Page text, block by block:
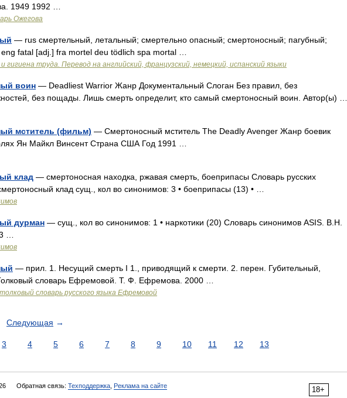
1949 1992 …
Ожегова
— rus смертельный, летальный; смертельно опасный; смертоносный; пагубный;
eng fatal [adj.] fra mortel deu tödlich spa mortal …
гигиена труда. Перевод на английский, французский, немецкий, испанский языки
воин — Deadliest Warrior Жанр Документальный Слоган Без правил, без
без пощады. Лишь смерть определит, кто самый смертоносный воин. Автор(ы) …
мститель (фильм) — Смертоносный мститель The Deadly Avenger Жанр боевик
Ян Майкл Винсент Страна США Год 1991 …
клад — смертоносная находка, ржавая смерть, боеприпасы Словарь русских
клад сущ., кол во синонимов: 3 • боеприпасы (13) • …
дурман — сущ., кол во синонимов: 1 • наркотики (20) Словарь синонимов ASIS. В.Н.
…
— прил. 1. Несущий смерть I 1., приводящий к смерти. 2. перен. Губительный,
словарь Ефремовой. Т. Ф. Ефремова. 2000 …
словарь русского языка Ефремовой
Следующая →
3 4 5 6 7 8 9 10 11 12 13
18+
Обратная связь: Техподдержка Реклама на сайте